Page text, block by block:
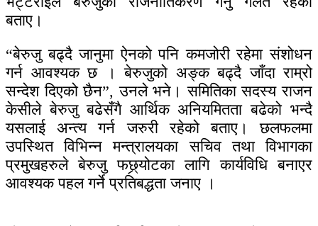
बताए।
“बेरुजु बढ्दै जानुमा ऐनको पनि कमजोरी रहेमा संशोधन
गर्न आवश्यक छ । बेरुजुको अङ्क बढ्दै जाँदा राम्रो
सन्देश दिएको छैन”, उनले भने। समितिका सदस्य राजन
केसीले बेरुजु बढेसँगै आर्थिक अनियमितता बढेको भन्दै
यसलाई अन्त्य गर्न जरुरी रहेको बताए। छलफलमा
उपस्थित विभिन्न मन्त्रालयका सचिव तथा विभागका
प्रमुखहरुले बेरुजु फछ्र्योटका लागि कार्यविधि बनाएर
आवश्यक पहल गर्ने प्रतिबद्धता जनाए ।